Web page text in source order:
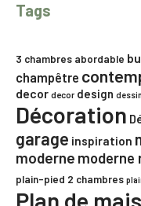
Tags
3 chambres abordable
champêtre
decor decor design
Décoration
garage inspiration
moderne moderne
plain-pied 2 chambres
Plan de